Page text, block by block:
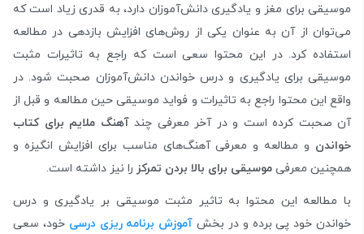
موسیقی برای مغز و یادگیری دانش‌آموزان دارد، به قدری زیاد است که
می‌توان از آن به عنوان یکی از روش‌های افزایش بازدهی در مطالعه
استفاده کرد. در این محتوا سعی است که راجع به تاثیرات مثبت
موسیقی برای یادگیری و درس خواندن دانش‌آموزان صحبت شود. در
واقع این محتوا راجع به تاثیرات و فواید موسیقی حین مطالعه و قبل از
آن صحبت کرده است و در آخر معرفی چندآهنگ ملایم برای کتاب
خواندن و مطالعه و معرفی آهنگ‌های مناسب برای افزایش انگیزه و
همچنین معرفی موسیقی برای بالا بردن تمرکز را نیز داشته است.
با مطالعه این محتوا به تاثیر مثبت موسیقی بر یادگیری و درس
خواندن خود پی برده و در بخش آموزش برنامه‌‌ ریزی درسی خود، سعی